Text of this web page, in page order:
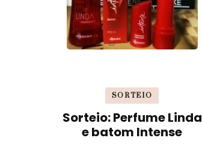
SORTEIO
Sorteio: Perfume Linda
e batom Intense